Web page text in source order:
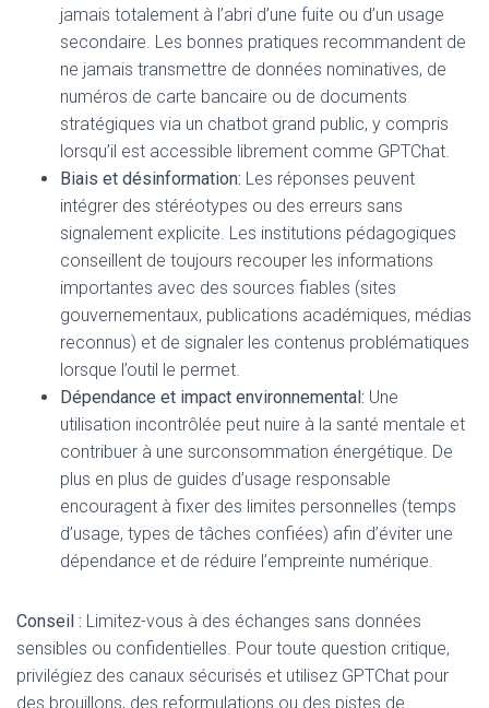
jamais totalement à l’abri d’une fuite ou d’un usage
secondaire. Les bonnes pratiques recommandent de
ne jamais transmettre de données nominatives, de
numéros de carte bancaire ou de documents
stratégiques via un chatbot grand public, y compris
lorsqu’il est accessible librement comme GPTChat.
Biais et désinformation: Les réponses peuvent
intégrer des stéréotypes ou des erreurs sans
signalement explicite. Les institutions pédagogiques
conseillent de toujours recouper les informations
importantes avec des sources fiables (sites
gouvernementaux, publications académiques, médias
reconnus) et de signaler les contenus problématiques
lorsque l’outil le permet.
Dépendance et impact environnemental: Une
utilisation incontrôlée peut nuire à la santé mentale et
contribuer à une surconsommation énergétique. De
plus en plus de guides d’usage responsable
encouragent à fixer des limites personnelles (temps
d’usage, types de tâches confiées) afin d’éviter une
dépendance et de réduire l’empreinte numérique.
Conseil : Limitez-vous à des échanges sans données
sensibles ou confidentielles. Pour toute question critique,
privilégiez des canaux sécurisés et utilisez GPTChat pour
des brouillons, des reformulations ou des pistes de